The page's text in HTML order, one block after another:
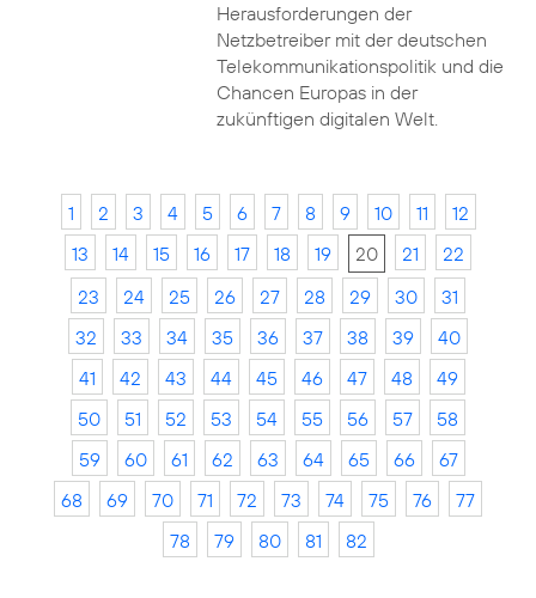
Herausforderungen der
Netzbetreiber mit der deutschen
Telekommunikationspolitik und die
Chancen Europas in der
zukünftigen digitalen Welt.
1 2 3 4 5 6 7 8 9 10 11
12
13
14 15 16 17 18 19 20 21
22
23
24 25 26 27 28 29 30
31
32
33 34 35 36 37 38 39
40
41
42 43 44 45 46 47 48
49
50
51 52 53 54 55 56 57
58
59
60 61 62 63 64 65 66
67
68
69 70 71 72 73 74 75 76
77
78
79 80 81 82